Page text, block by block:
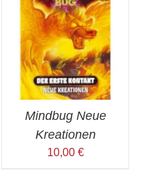
Mindbug Neue
Kreationen
10,00 €